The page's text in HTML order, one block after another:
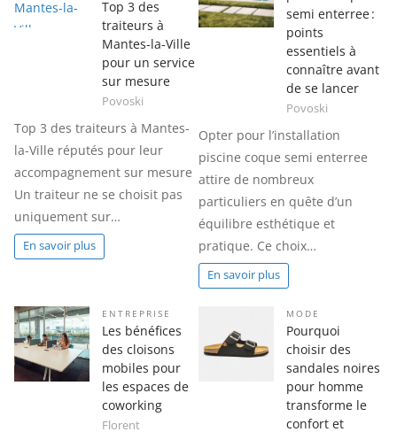
Top 3 des
traiteurs à
Mantes-la-Ville
pour un service
sur mesure
Povoski
Top 3 des traiteurs à Mantes-
la-Ville réputés pour leur
accompagnement sur mesure
Un traiteur ne se choisit pas
uniquement sur…
En savoir plus
semi enterree :
points
essentiels à
connaître avant
de se lancer
Povoski
Opter pour l’installation
piscine coque semi enterree
attire de nombreux
particuliers en quête d’un
équilibre esthétique et
pratique. Ce choix…
En savoir plus
ENTREPRISE
Les bénéfices
des cloisons
mobiles pour
les espaces de
coworking
Florent
MODE
Pourquoi
choisir des
sandales noires
pour homme
transforme le
confort et